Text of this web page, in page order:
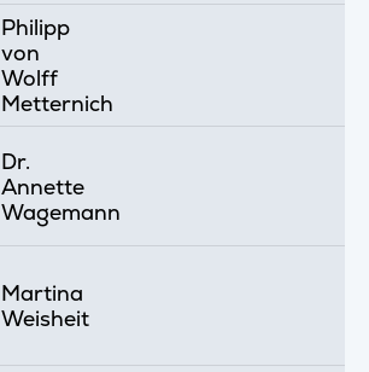
Philipp
von
Wolff
Metternich
Dr.
Annette
Wagemann
Martina
Weisheit